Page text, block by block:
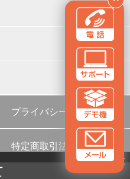
プライバシーポリシー
特定商取引法に基づく表示
✕